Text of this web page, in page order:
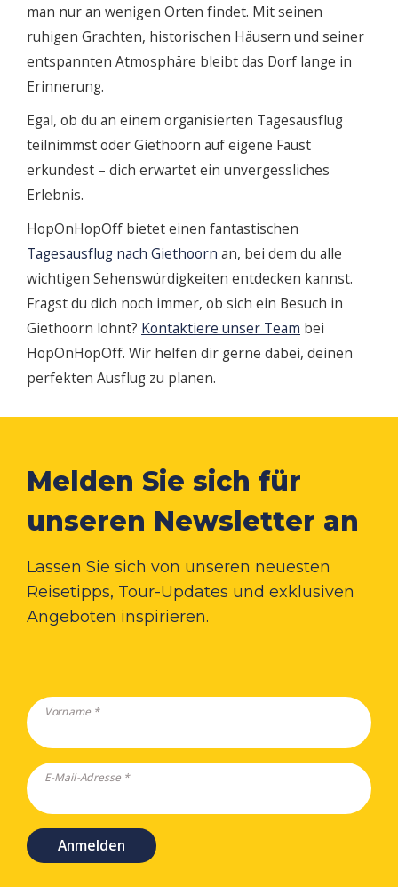
man nur an wenigen Orten findet. Mit seinen
ruhigen Grachten, historischen Häusern und seiner
entspannten Atmosphäre bleibt das Dorf lange in
Erinnerung.
Egal, ob du an einem organisierten Tagesausflug
teilnimmst oder Giethoorn auf eigene Faust
erkundest – dich erwartet ein unvergessliches
Erlebnis.
HopOnHopOff bietet einen fantastischen
Tagesausflug nach Giethoorn an, bei dem du alle
wichtigen Sehenswürdigkeiten entdecken kannst.
Fragst du dich noch immer, ob sich ein Besuch in
Giethoorn lohnt? Kontaktiere unser Team bei
HopOnHopOff. Wir helfen dir gerne dabei, deinen
perfekten Ausflug zu planen.
Melden Sie sich für
unseren Newsletter an
Lassen Sie sich von unseren neuesten
Reisetipps, Tour-Updates und exklusiven
Angeboten inspirieren.
Vorname *
E-Mail-Adresse *
Anmelden